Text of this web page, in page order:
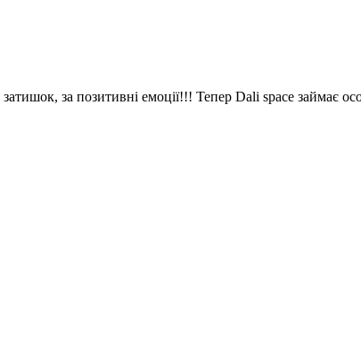
за позитивні емоції!!! Тепер Dali space займає